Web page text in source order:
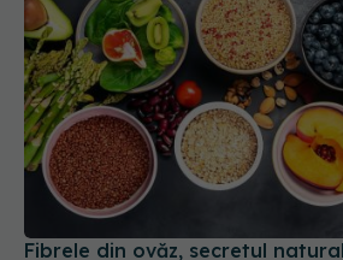
Fibrele din ovăz, secretul
efectul medicamentelor de
12 sep 2025, 18:57